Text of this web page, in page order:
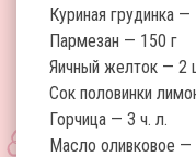
Куриная грудинка
Пармезан — 150 г
Яичный желток — 2
Сок половинки
Горчица — 3 ч. л.
Масло оливковое